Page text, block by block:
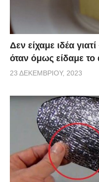
Δεν είχαμε ιδέα
όταν όμως είδαμε
23 ΔΕΚΕΜΒΡΊΟΥ, 2023